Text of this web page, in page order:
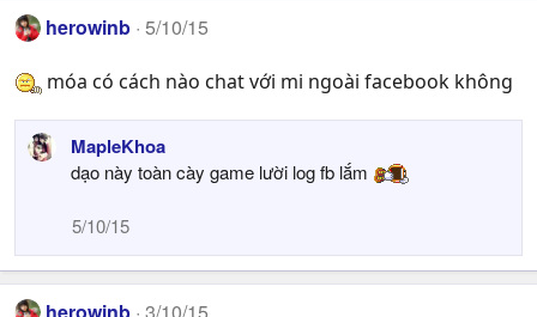
herowinb 5/10/15
móa có cách nào chat với mi ngoài facebook không
MapleKhoa
dạo này toàn cày game lười log fb lắm
5/10/15
herowinb 3/10/15